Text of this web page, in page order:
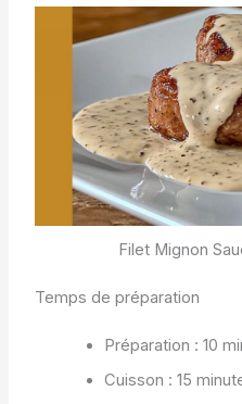
Filet Mignon
Temps de préparation
Préparation : 10
Cuisson : 15